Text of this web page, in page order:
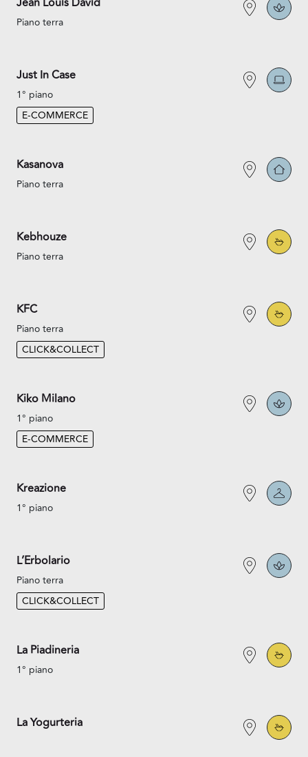
Piano terra
Just In Case
1° piano
E-COMMERCE
Kasanova
Piano terra
Kebhouze
Piano terra
KFC
Piano terra
CLICK&COLLECT
Kiko Milano
1° piano
E-COMMERCE
Kreazione
1° piano
L’Erbolario
Piano terra
CLICK&COLLECT
La Piadineria
1° piano
La Yogurteria